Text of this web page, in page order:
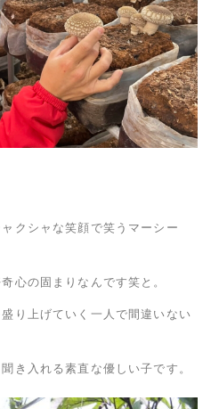
クシャな笑顔で笑うマーシー
心の固まりなんです笑と。
り上げていく一人で間違いない
き入れる素直な優しい子です。